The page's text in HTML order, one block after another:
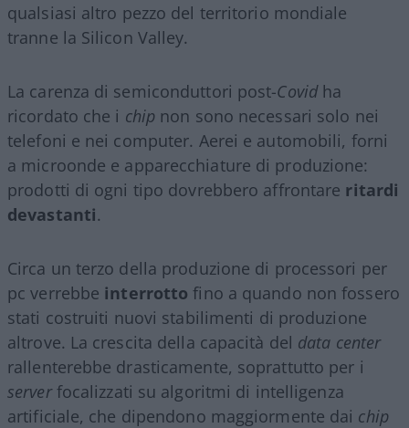
qualsiasi altro pezzo del territorio mondiale
tranne la Silicon Valley.
La carenza di semiconduttori post-Covidha
ricordato che i chip non sono necessari solo nei
telefoni e nei computer. Aerei e automobili, forni
a microonde e apparecchiature di produzione:
prodotti di ogni tipo dovrebbero affrontare ritardi
devastanti.
Circa un terzo della produzione di processori per
pc verrebbe interrotto fino a quando non fossero
stati costruiti nuovi stabilimenti di produzione
altrove. La crescita della capacità del data center
rallenterebbe drasticamente, soprattutto per i
serverfocalizzati su algoritmi di intelligenza
artificiale, che dipendono maggiormente dai chip